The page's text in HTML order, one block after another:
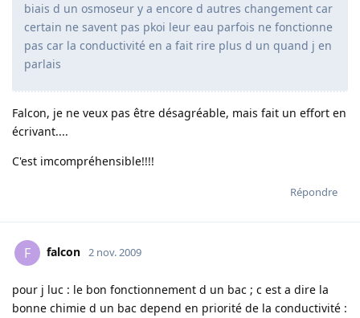
biais d un osmoseur y a encore d autres changement car
certain ne savent pas pkoi leur eau parfois ne fonctionne
pas car la conductivité en a fait rire plus d un quand j en
parlais
Falcon, je ne veux pas être désagréable, mais fait un effort en
écrivant....
C'est imcompréhensible!!!!
Répondre
F falcon 2 nov. 2009
pour j luc : le bon fonctionnement d un bac ; c est a dire la
bonne chimie d un bac depend en priorité de la conductivité :